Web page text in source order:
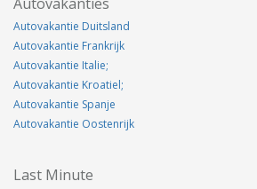
Autovakantie Duitsland
Autovakantie Frankrijk
Autovakantie Italie;
Autovakantie Kroatiel;
Autovakantie Spanje
Autovakantie Oostenrijk
Last Minute